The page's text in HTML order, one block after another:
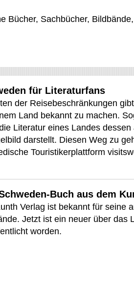
Bücher, Sachbücher,
für Literaturfans
der Reisebeschränkungen
Land bekannt zu machen.
Literatur eines Landes
darstellt. Diesen Weg zu
Touristikerplattform
Buch aus dem
Verlag ist bekannt für seine
Jetzt ist ein neuer über das
worden.